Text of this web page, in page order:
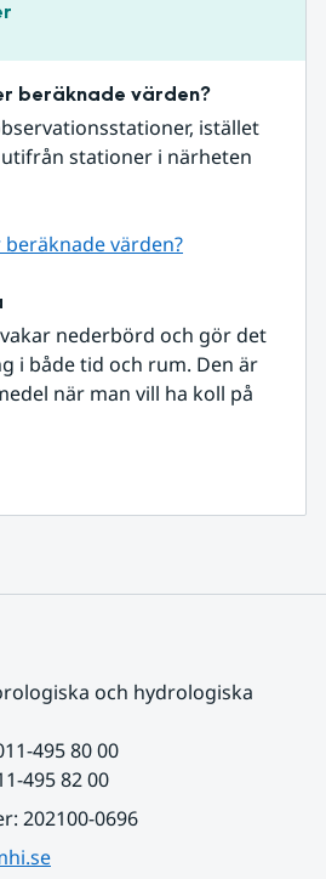
beräknade värden?
istället
stationer i närheten
värden?
nederbörd och gör det
i både tid och rum. Den är
när man vill ha koll på
och hydrologiska
495 80 00
495 82 00
202100-0696